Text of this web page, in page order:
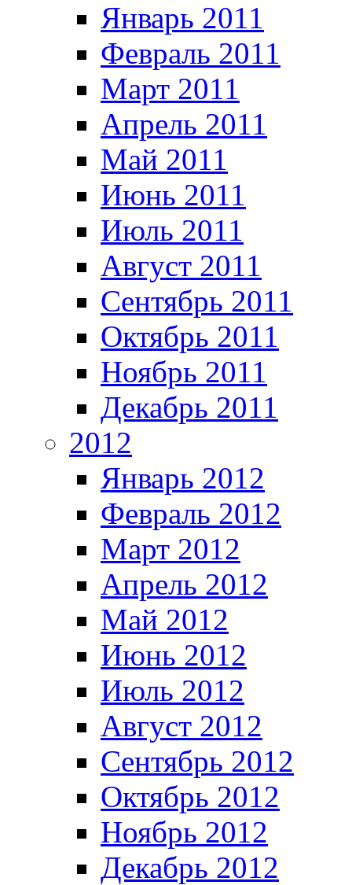
Январь 2011
Февраль 2011
Март 2011
Апрель 2011
Май 2011
Июнь 2011
Июль 2011
Август 2011
Сентябрь 2011
Октябрь 2011
Ноябрь 2011
Декабрь 2011
2012
Январь 2012
Февраль 2012
Март 2012
Апрель 2012
Май 2012
Июнь 2012
Июль 2012
Август 2012
Сентябрь 2012
Октябрь 2012
Ноябрь 2012
Декабрь 2012